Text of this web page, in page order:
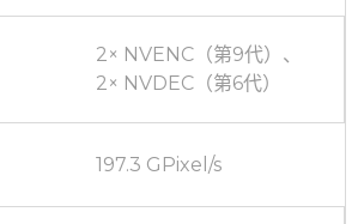
2× NVENC（第9代）、
2× NVDEC（第6代）
197.3 GPixel/s